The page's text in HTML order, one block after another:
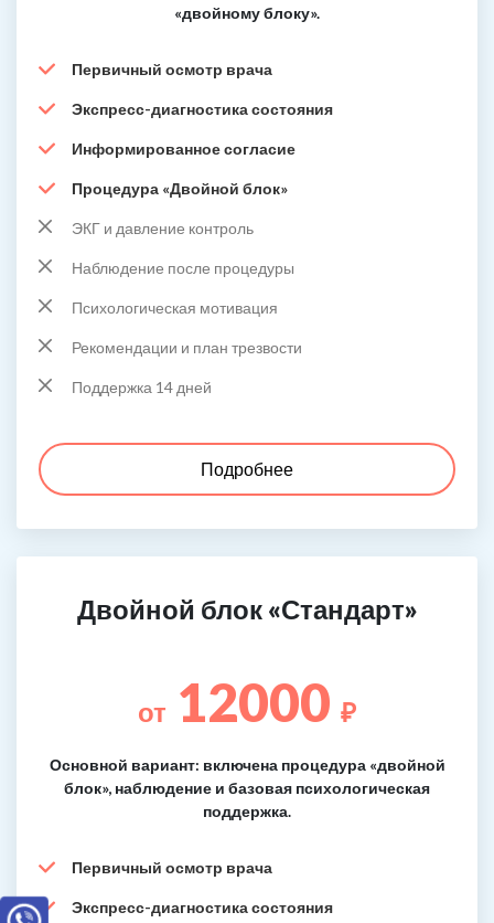
«двойному блоку».
Первичный осмотр врача
Экспресс-диагностика состояния
Информированное согласие
Процедура «Двойной блок»
ЭКГ и давление контроль
Наблюдение после процедуры
Психологическая мотивация
Рекомендации и план трезвости
Поддержка 14 дней
Подробнее
Двойной блок «Стандарт»
от 12000 ₽
Основной вариант: включена процедура «двойной
блок», наблюдение и базовая психологическая
поддержка.
Первичный осмотр врача
Экспресс-диагностика состояния